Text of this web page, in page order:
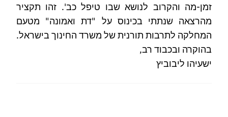
זמן-מה והקרוב לנושא שבו טיפל כב'. זהו תקציר
מהרצאה שנתתי בכינוס על "דת ואמונה" מטעם
המחלקה לתרבות תורנית של משרד החינוך בישראל.
בהוקרה ובכבוד רב,
ישעיהו ליבוביץ